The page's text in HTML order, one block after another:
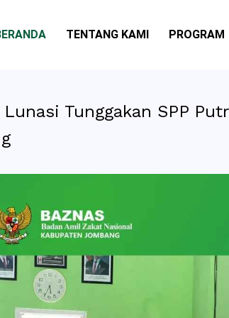
TENTANG KAMI PROGRAM
Tunggakan SPP